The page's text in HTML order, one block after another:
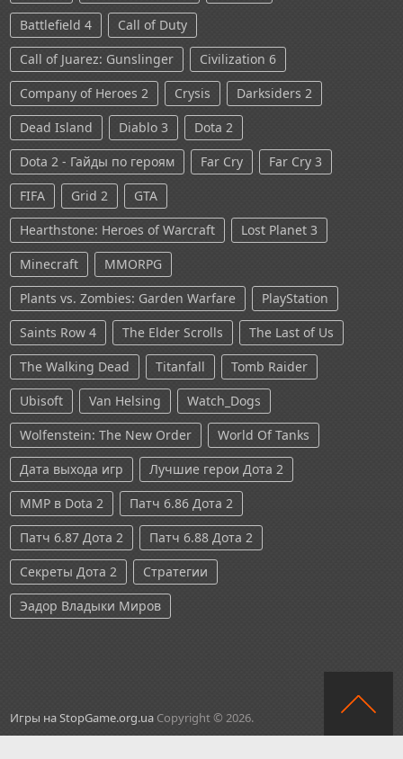
Battlefield 4
Call of Duty
Call of Juarez: Gunslinger
Civilization 6
Company of Heroes 2
Crysis
Darksiders 2
Dead Island
Diablo 3
Dota 2
Dota 2 - Гайды по героям
Far Cry
Far Cry 3
FIFA
Grid 2
GTA
Hearthstone: Heroes of Warcraft
Lost Planet 3
Minecraft
MMORPG
Plants vs. Zombies: Garden Warfare
PlayStation
Saints Row 4
The Elder Scrolls
The Last of Us
The Walking Dead
Titanfall
Tomb Raider
Ubisoft
Van Helsing
Watch_Dogs
Wolfenstein: The New Order
World Of Tanks
Дата выхода игр
Лучшие герои Дота 2
ММР в Dota 2
Патч 6.86 Дота 2
Патч 6.87 Дота 2
Патч 6.88 Дота 2
Секреты Дота 2
Стратегии
Эадор Владыки Миров
Игры на StopGame.org.ua Copyright © 2026.